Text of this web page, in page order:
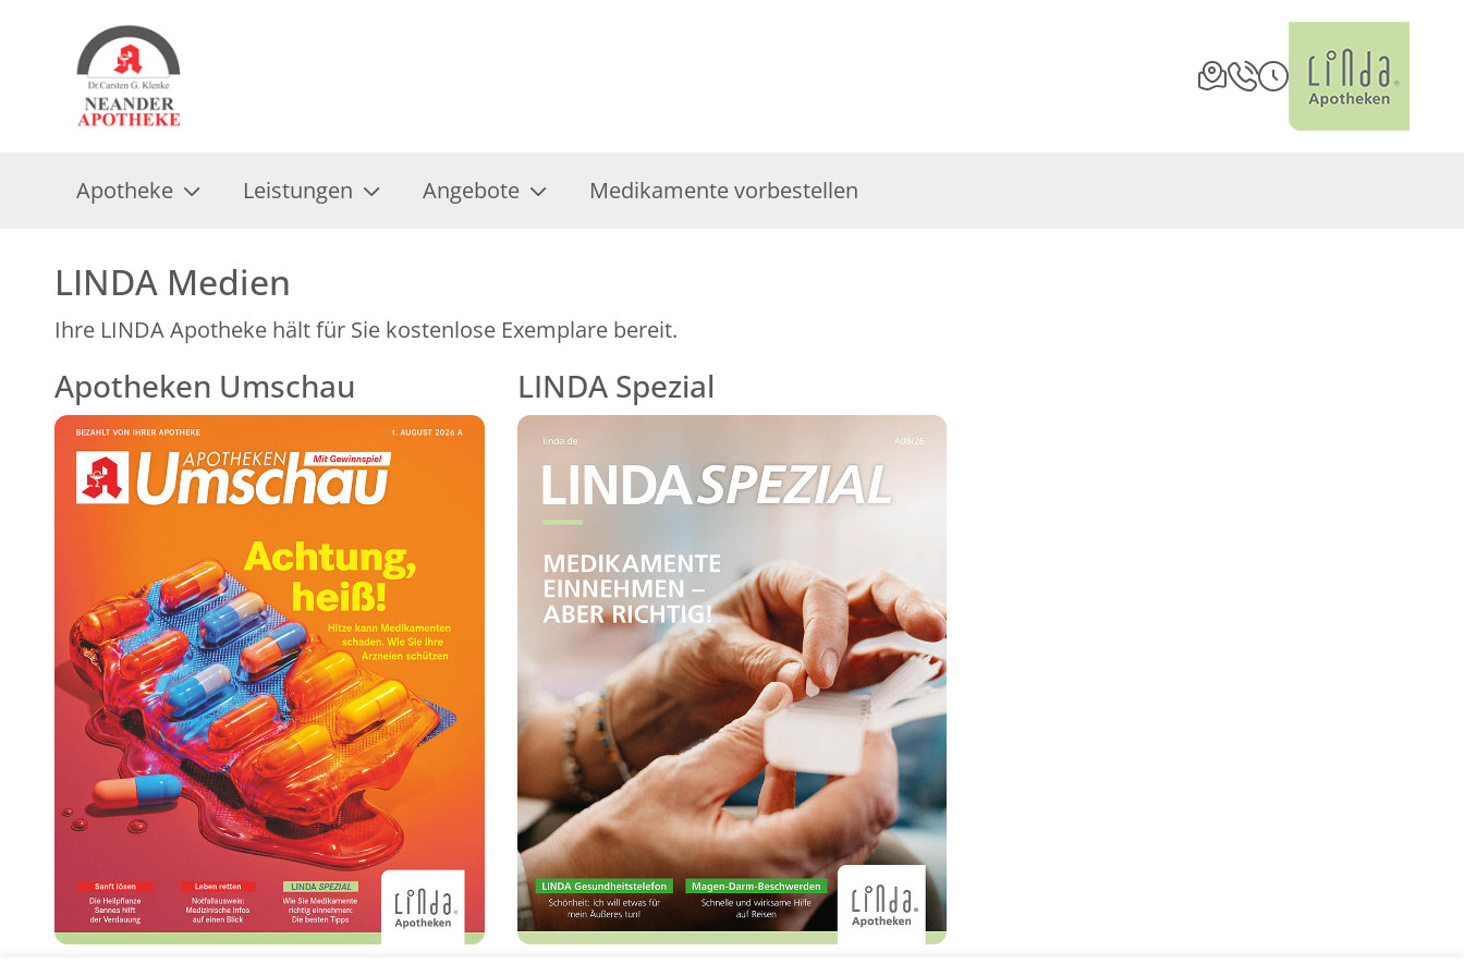
Apotheke Leistungen Angebote Medikamente vorbestellen
LINDA Medien
Ihre LINDA Apotheke hält für Sie kostenlose Exemplare bereit.
Apotheken Umschau LINDA Spezial